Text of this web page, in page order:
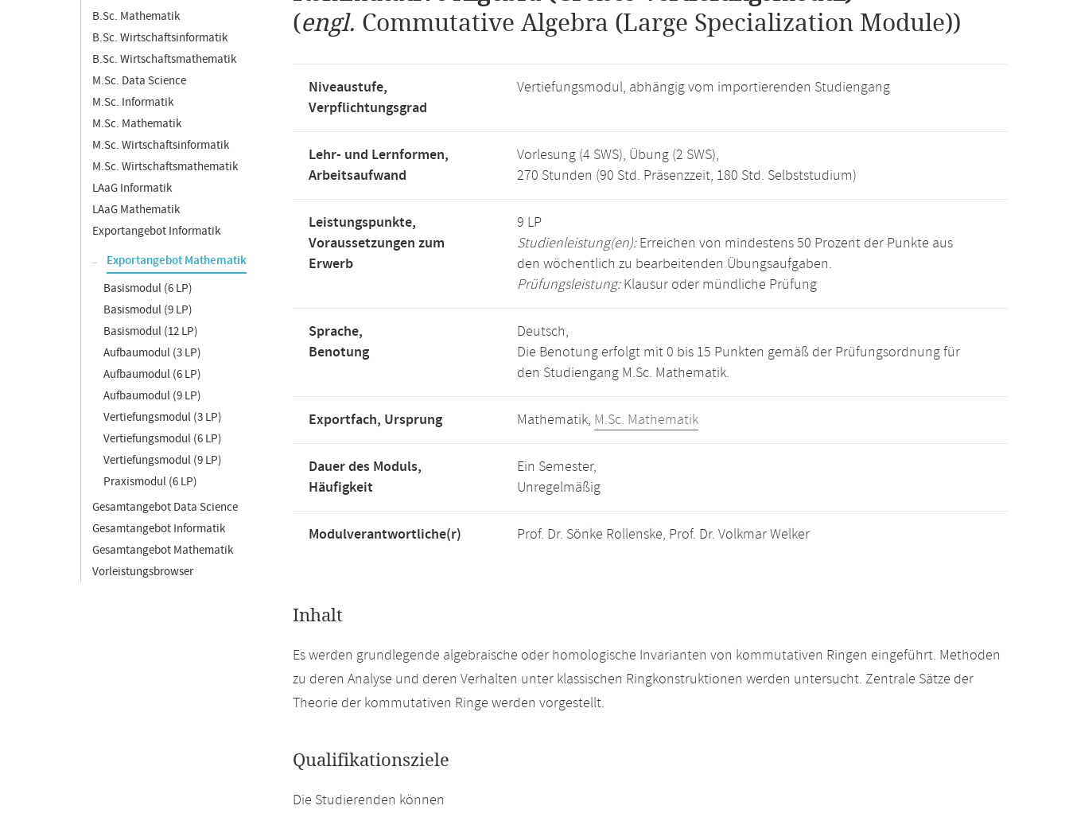
B.Sc. Mathematik
B.Sc. Wirtschaftsinformatik
B.Sc. Wirtschaftsmathematik
M.Sc. Data Science
M.Sc. Informatik
M.Sc. Mathematik
M.Sc. Wirtschaftsinformatik
M.Sc. Wirtschaftsmathematik
LAaG Informatik
LAaG Mathematik
Exportangebot Informatik
Exportangebot Mathematik
Basismodul (6 LP)
Basismodul (9 LP)
Basismodul (12 LP)
Aufbaumodul (3 LP)
Aufbaumodul (6 LP)
Aufbaumodul (9 LP)
Vertiefungsmodul (3 LP)
Vertiefungsmodul (6 LP)
Vertiefungsmodul (9 LP)
Praxismodul (6 LP)
Gesamtangebot Data Science
Gesamtangebot Informatik
Gesamtangebot Mathematik
Vorleistungsbrowser
(engl. Commutative Algebra (Large Specialization Module))
Niveaustufe,
Verpflichtungsgrad
Vertiefungsmodul, abhängig vom importierenden Studiengang
Lehr- und Lernformen,
Arbeitsaufwand
Vorlesung (4 SWS), Übung (2 SWS),
270 Stunden (90 Std. Präsenzzeit, 180 Std. Selbststudium)
Leistungspunkte,
Voraussetzungen zum
Erwerb
9 LP
Studienleistung(en):Erreichen von mindestens 50 Prozent der Punkte aus
den wöchentlich zu bearbeitenden Übungsaufgaben.
Prüfungsleistung:Klausur oder mündliche Prüfung
Sprache,
Benotung
Deutsch,
Die Benotung erfolgt mit 0 bis 15 Punkten gemäß der Prüfungsordnung für
den Studiengang M.Sc. Mathematik.
Exportfach, Ursprung Mathematik, M.Sc. Mathematik
Dauer des Moduls,
Häufigkeit
Ein Semester,
Unregelmäßig
Modulverantwortliche(r) Prof. Dr. Sönke Rollenske, Prof. Dr. Volkmar Welker
Inhalt
Es werden grundlegende algebraische oder homologische Invarianten von kommutativen Ringen eingeführt. Methoden
zu deren Analyse und deren Verhalten unter klassischen Ringkonstruktionen werden untersucht. Zentrale Sätze der
Theorie der kommutativen Ringe werden vorgestellt.
Qualifikationsziele
Die Studierenden können